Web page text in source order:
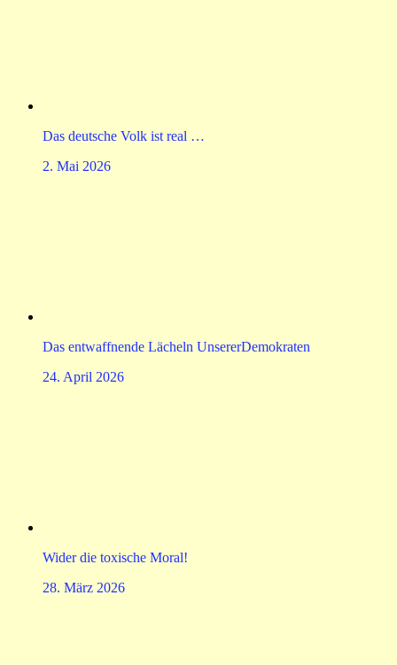
Das deutsche Volk ist real …
2. Mai 2026
Das entwaffnende Lächeln UnsererDemokraten
24. April 2026
Wider die toxische Moral!
28. März 2026